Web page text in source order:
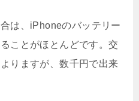
は、iPhoneのバッテリー
ことがほとんどです。交
りますが、数千円で出来